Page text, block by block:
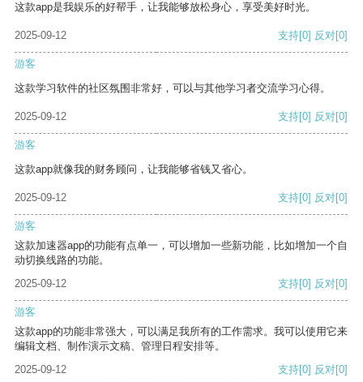
这款app是我娱乐的好帮手，让我能够放松身心，享受美好时光。
2025-09-12 支持[0] 反对[0]
游客
这款学习软件的社区氛围非常好，可以与其他学习者交流学习心得。
2025-09-12 支持[0] 反对[0]
游客
这款app就像我的财务顾问，让我能够省钱又省心。
2025-09-12 支持[0] 反对[0]
游客
这款加速器app的功能有点单一，可以增加一些新功能，比如增加一个自
动切换线路的功能。
2025-09-12
支持[0] 反对[0]
游客
这款app的功能非常强大，可以满足我所有的工作需求。我可以使用它来
编辑文档、制作演示文稿、管理日程安排等。
2025-09-12
支持[0] 反对[0]